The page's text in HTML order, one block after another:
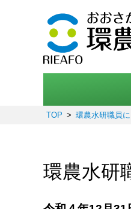
TOP 環農水研職員
環農水研